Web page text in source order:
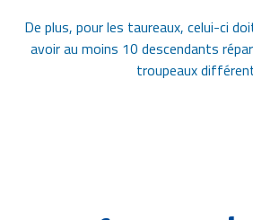
De plus, pour les taureaux, celui-ci
avoir au moins 10 descendants
troupeaux